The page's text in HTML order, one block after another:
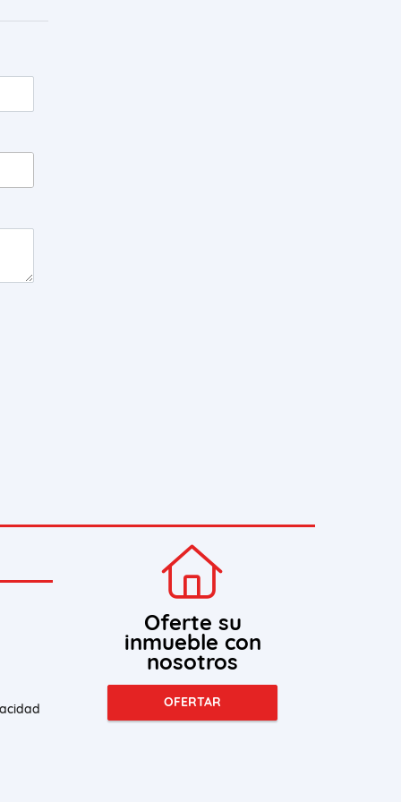
Oferte su
inmueble con
nosotros
OFERTAR